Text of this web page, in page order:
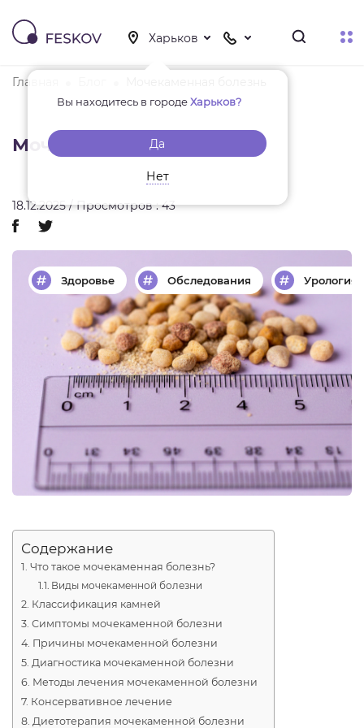
Вы находитесь в городеХарьков?
Да
Нет
Главная
Мочекаменная болезнь
18.12.2025 / Просмотров : 43
Здоровье Обследования Урология
Содержание
Что такое мочекаменная болезнь?
Виды мочекаменной болезни
Классификация камней
Симптомы мочекаменной болезни
Причины мочекаменной болезни
Диагностика мочекаменной болезни
Методы лечения мочекаменной болезни
Консервативное лечение
Диетотерапия мочекаменной болезни